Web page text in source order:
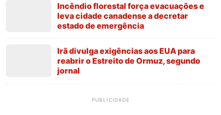
Incêndio florestal força evacuações e
leva cidade canadense a decretar
estado de emergência
Irã divulga exigências aos EUA para
reabrir o Estreito de Ormuz, segundo
jornal
PUBLICIDADE